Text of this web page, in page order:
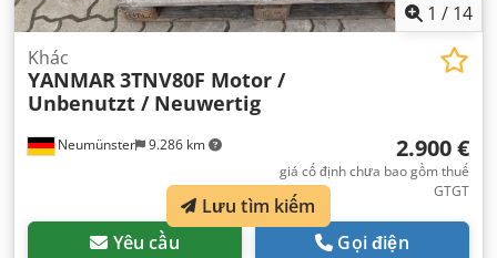
1 / 14
Neumünster 9.286 km
Khác
YANMAR3TNV80F Motor /
Unbenutzt / Neuwertig
2.900 €
giá cố định chưa bao gồm thuế
GTGT
Yêu cầu Gọi điện
Lưu tìm kiếm